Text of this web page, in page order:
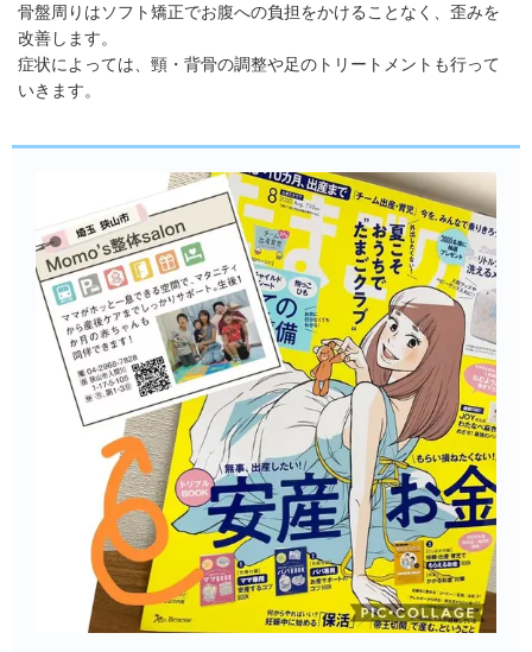
骨盤周りはソフト矯正でお腹への負担をかけることなく、歪みを
改善します。
症状によっては、頸・背骨の調整や足のトリートメントも行って
いきます。